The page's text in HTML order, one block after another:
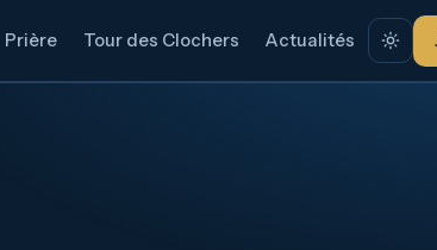
Prière Tour des Clochers Actualités